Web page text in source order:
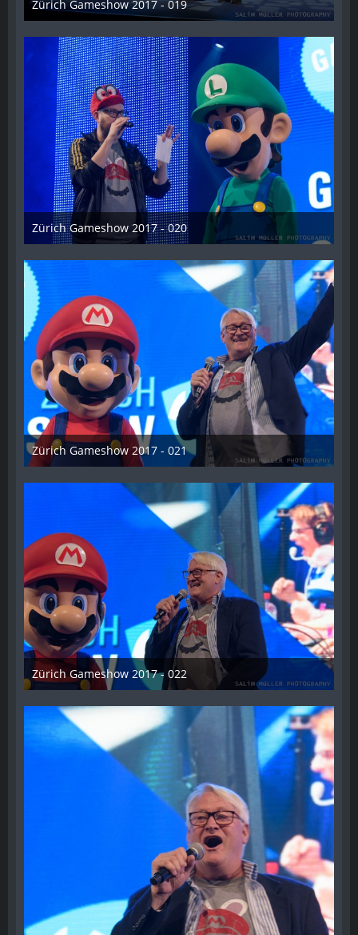
Zürich Gameshow 2017 - 019
28. Oktober 2017
Zürich Gameshow 2017 - 020
28. Oktober 2017
Zürich Gameshow 2017 - 021
28. Oktober 2017
Zürich Gameshow 2017 - 022
28. Oktober 2017